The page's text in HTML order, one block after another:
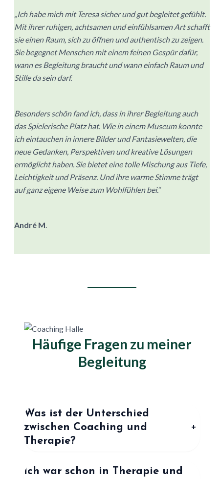
„Ich habe mich mit Teresa sicher und gut begleitet gefühlt.
Mit ihrer ruhigen, achtsamen und einfühlsamen Art schafft
sie einen Raum, sich zu öffnen und authentisch zu zeigen.
Sie begegnet Menschen mit einem feinen Gespür dafür,
wann es Begleitung braucht und wann einfach Raum und
Stille da sein darf.
Besonders schön fand ich, dass in ihrer Begleitung auch
das Spielerische Platz hat. Wie in einem Museum konnte
ich eintauchen in innere Bilder und Fantasiewelten, die
neue Gedanken, Perspektiven und kreative Lösungen
ermöglicht haben. Sie bietet eine tolle Mischung aus Tiefe,
Leichtigkeit und Präsenz. Und ihre warme Stimme trägt
auf ganz eigene Weise zum Wohlfühlen bei.“
André M
Häufige Fragen zu meiner
Begleitung
Was ist der Unterschied
zwischen Coaching und
Therapie?
+
Ich war schon in Therapie und